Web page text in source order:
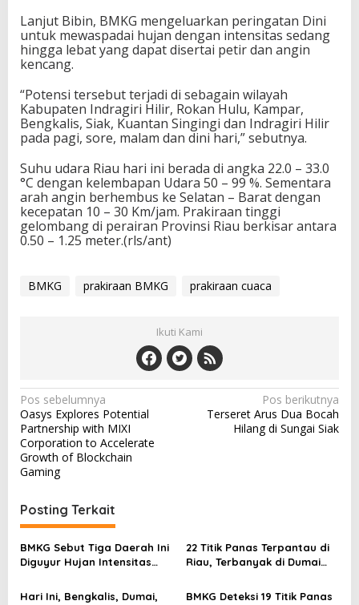
Lanjut Bibin, BMKG mengeluarkan peringatan Dini
untuk mewaspadai hujan dengan intensitas sedang
hingga lebat yang dapat disertai petir dan angin
kencang.
“Potensi tersebut terjadi di sebagain wilayah
Kabupaten Indragiri Hilir, Rokan Hulu, Kampar,
Bengkalis, Siak, Kuantan Singingi dan Indragiri Hilir
pada pagi, sore, malam dan dini hari,” sebutnya.
Suhu udara Riau hari ini berada di angka 22.0 – 33.0
°C dengan kelembapan Udara 50 – 99 %. Sementara
arah angin berhembus ke Selatan – Barat dengan
kecepatan 10 – 30 Km/jam. Prakiraan tinggi
gelombang di perairan Provinsi Riau berkisar antara
0.50 – 1.25 meter.(rls/ant)
BMKG prakiraan BMKG prakiraan cuaca
Ikuti Kami
N
a
v
i
a
s
i
Pos sebelumnya
Oasys Explores Potential
Partnership with MIXI
Corporation to Accelerate
Growth of Blockchain
Gaming
Pos berikutnya
Terseret Arus Dua Bocah
Hilang di Sungai Siak
Posting Terkait
BMKG Sebut Tiga Daerah Ini
Diguyur Hujan Intensitas
22 Titik Panas Terpantau di
Riau, Terbanyak di Dumai
Hari Ini, Bengkalis, Dumai,
BMKG Deteksi 19 Titik Panas